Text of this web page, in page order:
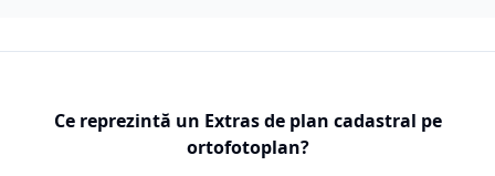
Ce reprezintă un Extras de plan cadastral pe
ortofotoplan?